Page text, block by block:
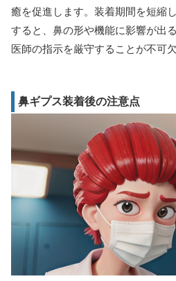
癒を促進します。装着期間を短縮
すると、鼻の形や機能に影響が出
医師の指示を厳守することが不可欠
鼻ギプス装着後の注意点